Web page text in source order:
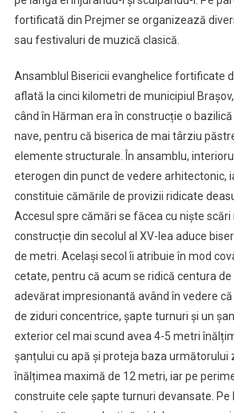
fortificată din Prejmer se organizează
sau festivaluri de muzică clasică.
Ansamblul Bisericii evanghelice fortificate
aflată la cinci kilometri de municipiul
când în Hărman era în construcție o
nave, pentru că biserica de mai târziu
elemente structurale. În ansamblu,
eterogen din punct de vedere arhitectonic,
constituie cămările de provizii ridicate
Accesul spre cămări se făcea cu niște scări
construcție din secolul al XV-lea aduce
de metri. Același secol îi atribuie în mod
cetate, pentru că acum se ridică centura
adevărat impresionantă având în vedere
de ziduri concentrice, șapte turnuri și un
exterior cel mai scund avea 4-5 metri
șanțului cu apă și proteja baza următorului
înălțimea maximă de 12 metri, iar pe
construite cele șapte turnuri devansate. Pe